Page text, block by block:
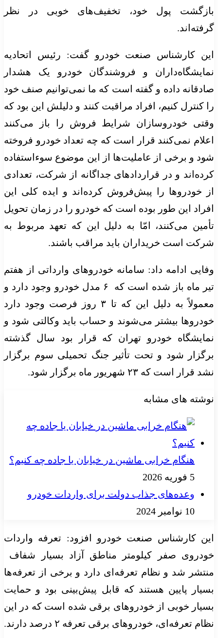
پول خود، تخفیف‌های خوبی در نظر
کارشناس صنعت خودرو گفت: رئیس اتحادیه
و فروشندگان خودرو یک هشدار
داده و گفته است که ما نمی‌توانیم صنف خود
کنیم، افراد مراقبت کنند و دلیلش این بود که
خودروسازان شرایط فروش را باز می‌کنند
نمی‌کنند قرار است که چه تعداد خودرو فروخته
و برخی از عاملیت‌ها از این موضوع سوءاستفاده
و در قراردادهای جداگانه از شرکت، تعدادی
خودروها را پیش‌فروش کرده‌اند و ایده کلی این
این طور بوده است که خودرو را در زمان تحویل
می‌کنند، امّا به دلیل این که تعهد مربوط به
است خریداران باید مراقب باشند.
ادامه داد: سامانه خودروهای وارداتی از هفتم
تیر ماه باز شده است که ۶ مدل خودرو وجود دارد و
معمولاً به دلیل این که تا ۳ روز فرصت وجود دارد
بیشتر می‌شوند و حساب باید وکالتی شود و
خودرو تهران که قرار بود سال گذشته
شود و تحت تأثیر جنگ تحمیلی سوم برگزار
است که ۲۳ شهریور ماه برگزار شود.
های مشابه
هنگام خرابی ماشین در خیابان یا جاده چه کنیم؟
وعده‌های جذاب دولت برای واردات خودرو
کارشناس صنعت خودرو افزود: تعرفه واردات
صفر کیلومتر مناطق آزاد بسیار شفاف
شد و نظام تعرفه‌ای دارد و برخی از تعرفه‌ها
پایین هستند که قابل پیش‌بینی بود و حمایت
خوبی از خودروهای برقی شده است که در این
تعرفه‌ای، خودروهای برقی تعرفه ۲ درصد دارند.